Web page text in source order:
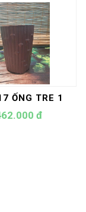
ỐNG TRE 1
đ